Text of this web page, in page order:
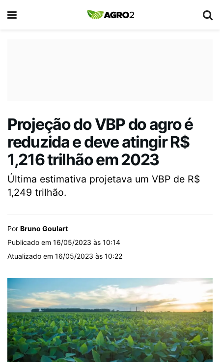
Projeção do VBP do agro é
reduzida e deve atingir R$
1,216 trilhão em 2023
Última estimativa projetava um VBP de R$
1,249 trilhão.
Por Bruno Goulart
Publicado em 16/05/2023 às 10:14
Atualizado em 16/05/2023 às 10:22